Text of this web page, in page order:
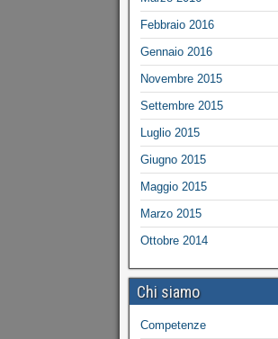
Febbraio 2016
Gennaio 2016
Novembre 2015
Settembre 2015
Luglio 2015
Giugno 2015
Maggio 2015
Marzo 2015
Ottobre 2014
Chi siamo
Competenze